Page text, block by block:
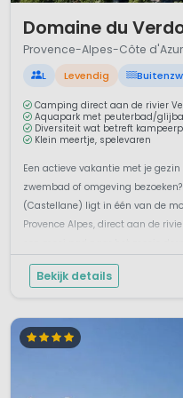
zonuren per jaar) en
lucht, goede temperatuur
voor de vakantie.
Omgeving
Maar naast de zon/zee/
Alpes ook de actieve
bevindt zich in de regio
Verdon, een prachtige
genieten van het
Van Gogh en de
te bieden. Veel
inspiratie hier opgedaan.
Domaine du
Provence-Alpes-Côte
L Levendig
Camping direct aan de rivier
Aquapark met peuterbad/
Diversiteit wat betreft
Klein meertje, spelevaren
Een actieve vakantie met je
zwembad of omgeving
(Castellane) ligt in één van de
Provence Alpes, direct aan de
Bekijk details